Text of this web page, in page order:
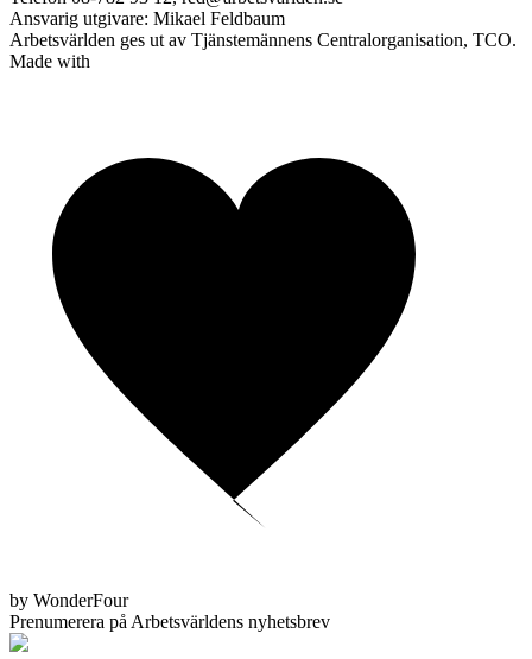
Ansvarig utgivare: Mikael Feldbaum
Arbetsvärlden ges ut av Tjänstemännens Centralorganisation, TCO.
Made with
by WonderFour
Prenumerera på Arbetsvärldens nyhetsbrev